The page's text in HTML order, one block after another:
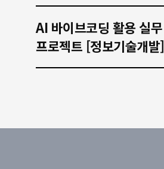
AI 바이브코딩 활용 실무
프로젝트 [정보기술개발]